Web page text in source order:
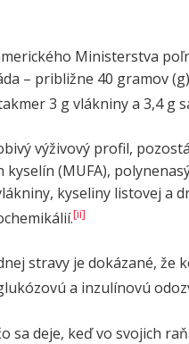
Ministerstva
– približne 40 gramov
3 g vlákniny a 3,4 g
výživový profil,
(MUFA),
kyseliny listovej a
[ii]
stravy je dokázané, že
a inzulínovú
sa deje, keď vo svojich